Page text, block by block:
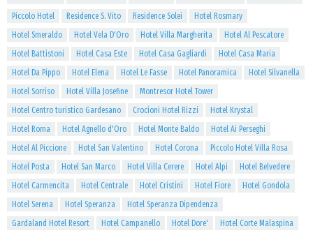
Piccolo Hotel
Residence S. Vito Residence Solei
Hotel Rosmary
Hotel Smeraldo
Hotel Vela D'Oro Hotel Villa Margherita
Hotel Al Pescatore
Hotel Battistoni
Hotel Casa Este Hotel Casa Gagliardi
Hotel Casa Maria
Hotel Da Pippo
Hotel Elena Hotel Le Fasse Hotel Panoramica
Hotel Silvanella
Hotel Sorriso
Hotel Villa Josefine
Montresor Hotel Tower
Hotel Centro turistico Gardesano
Crocioni Hotel Rizzi
Hotel Krystal
Hotel Roma
Hotel Agnello d'Oro Hotel Monte Baldo
Hotel Ai Perseghi
Hotel Al Piccione
Hotel San Valentino Hotel Corona
Piccolo Hotel Villa Rosa
Hotel Posta
Hotel San Marco Hotel Villa Cerere Hotel Alpi
Hotel Belvedere
Hotel Carmencita
Hotel Centrale Hotel Cristini Hotel Fiore
Hotel Gondola
Hotel Serena
Hotel Speranza
Hotel Speranza Dipendenza
Gardaland Hotel Resort
Hotel Campanello Hotel Dore'
Hotel Corte Malaspina